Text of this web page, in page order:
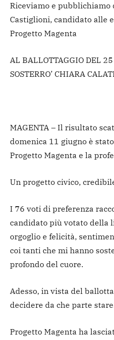
Riceviamo e pubblichiamo
Castiglioni, candidato alle
Progetto Magenta
AL BALLOTTAGGIO DEL
SOSTERRO’ CHIARA
MAGENTA – Il risultato
domenica 11 giugno è
Progetto Magenta e la
Un progetto civico,
I 76 voti di preferenza
candidato più votato della
orgoglio e felicità,
coi tanti che mi hanno
profondo del cuore.
Adesso, in vista del
decidere da che parte
Progetto Magenta ha